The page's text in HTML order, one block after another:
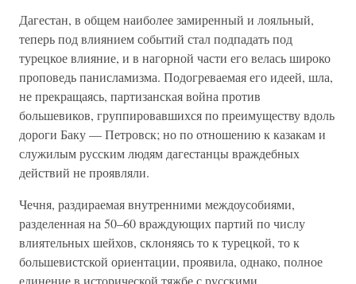
Дагестан, в общем наиболее замиренный и лояльный,
теперь под влиянием событий стал подпадать под
турецкое влияние, и в нагорной части его велась широко
проповедь панисламизма. Подогреваемая его идеей, шла,
не прекращаясь, партизанская война против
большевиков, группировавшихся по преимуществу вдоль
дороги Баку — Петровск; но по отношению к казакам и
служилым русским людям дагестанцы враждебных
действий не проявляли.
Чечня, раздираемая внутренними междоусобиями,
разделенная на 50–60 враждующих партий по числу
влиятельных шейхов, склоняясь то к турецкой, то к
большевистской ориентации, проявила, однако, полное
единение в исторической тяжбе с русскими